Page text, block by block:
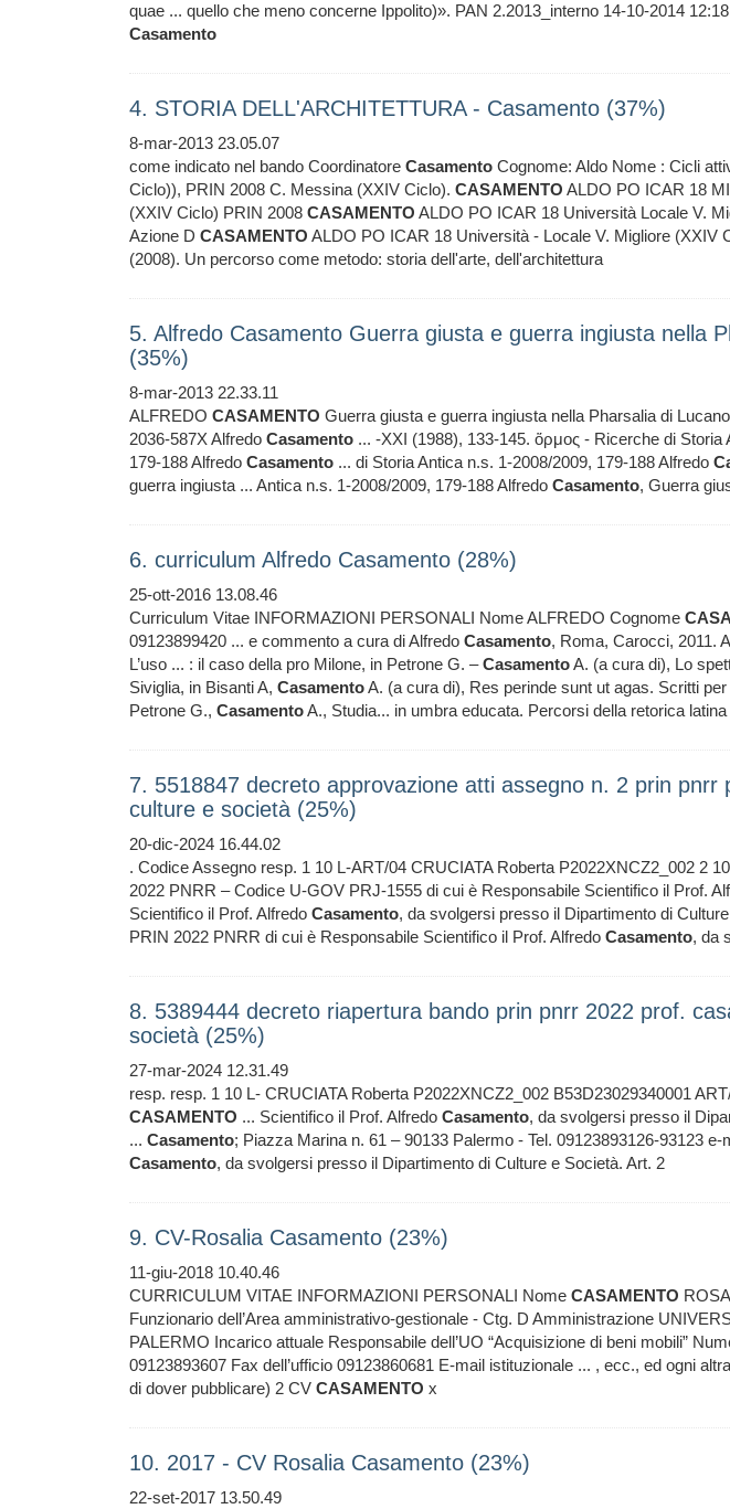
quae ... quello che meno concerne Ippolito)». PAN 2.2013_interno 14-10-2014
Casamento
4. STORIA DELL'ARCHITETTURA - Casamento (37%)
8-mar-2013 23.05.07
come indicato nel bando Coordinatore Casamento Cognome: Aldo Nome : Cicli
Ciclo)), PRIN 2008 C. Messina (XXIV Ciclo). CASAMENTO ALDO PO ICAR 18
(XXIV Ciclo) PRIN 2008 CASAMENTO ALDO PO ICAR 18 Università Locale V.
Azione D CASAMENTO ALDO PO ICAR 18 Università - Locale V. Migliore (XXIV
(2008). Un percorso come metodo: storia dell'arte, dell'architettura
5. Alfredo Casamento Guerra giusta e guerra ingiusta nella
(35%)
8-mar-2013 22.33.11
ALFREDO CASAMENTO Guerra giusta e guerra ingiusta nella Pharsalia di
2036-587X Alfredo Casamento ... -XXI (1988), 133-145. ὅρμος - Ricerche di Storia
179-188 Alfredo Casamento ... di Storia Antica n.s. 1-2008/2009, 179-188 Alfredo
guerra ingiusta ... Antica n.s. 1-2008/2009, 179-188 Alfredo Casamento, Guerra
6. curriculum Alfredo Casamento (28%)
25-ott-2016 13.08.46
Curriculum Vitae INFORMAZIONI PERSONALI Nome ALFREDO Cognome
09123899420 ... e commento a cura di Alfredo Casamento, Roma, Carocci, 2011.
L’uso ... : il caso della pro Milone, in Petrone G. –CasamentoA. (a cura di), Lo
Siviglia, in Bisanti A, CasamentoA. (a cura di), Res perinde sunt ut agas. Scritti
Petrone G., CasamentoA., Studia... in umbra educata. Percorsi della retorica
7. 5518847 decreto approvazione atti assegno n. 2 prin pnrr
culture e società (25%)
20-dic-2024 16.44.02
. Codice Assegno resp. 1 10 L-ART/04 CRUCIATA Roberta P2022XNCZ2_002 2
2022 PNRR – Codice U-GOV PRJ-1555 di cui è Responsabile Scientifico il Prof.
Scientifico il Prof. Alfredo Casamento, da svolgersi presso il Dipartimento di
PRIN 2022 PNRR di cui è Responsabile Scientifico il Prof. Alfredo Casamento, da
8. 5389444 decreto riapertura bando prin pnrr 2022 prof.
società (25%)
27-mar-2024 12.31.49
resp. resp. 1 10 L- CRUCIATA Roberta P2022XNCZ2_002 B53D23029340001
CASAMENTO ... Scientifico il Prof. Alfredo Casamento, da svolgersi presso il
... Casamento; Piazza Marina n. 61 – 90133 Palermo - Tel. 09123893126-93123 e-
Casamento, da svolgersi presso il Dipartimento di Culture e Società. Art. 2
9. CV-Rosalia Casamento (23%)
11-giu-2018 10.40.46
CURRICULUM VITAE INFORMAZIONI PERSONALI Nome CASAMENTO
Funzionario dell’Area amministrativo-gestionale - Ctg. D Amministrazione
PALERMO Incarico attuale Responsabile dell’UO “Acquisizione di beni mobili”
09123893607 Fax dell’ufficio 09123860681 E-mail istituzionale ... , ecc., ed ogni
di dover pubblicare) 2 CV CASAMENTO x
10. 2017 - CV Rosalia Casamento (23%)
22-set-2017 13.50.49